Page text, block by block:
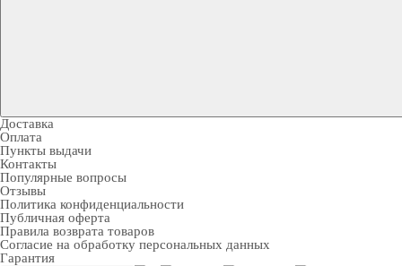
Доставка
Оплата
Пункты выдачи
Контакты
Популярные вопросы
Отзывы
Политика конфиденциальности
Публичная оферта
Правила возврата товаров
Согласие на обработку персональных данных
Гарантия